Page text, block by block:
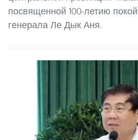
посвященной 100-летию
генерала Ле Дык Аня.